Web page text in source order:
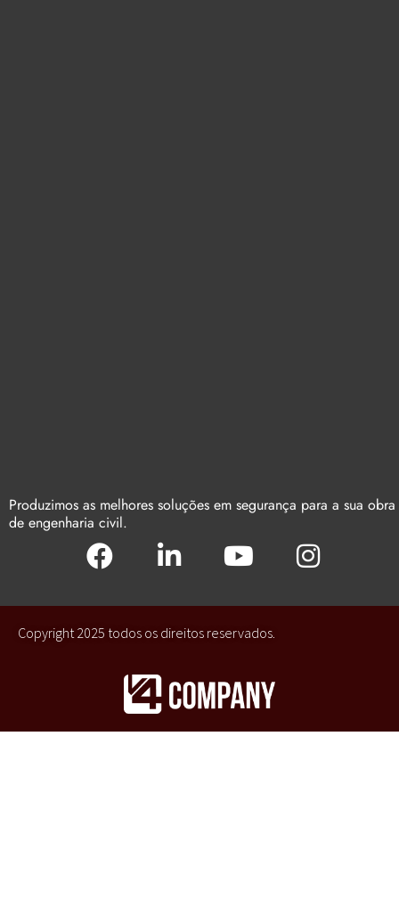
Produzimos as melhores soluções em segurança para a sua obra
de engenharia civil.
Copyright 2025 todos os direitos reservados.